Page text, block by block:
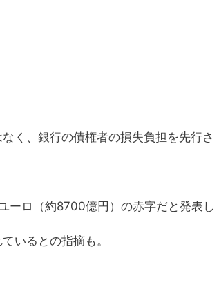
く、銀行の債権者の損失負担を先行さ
ーロ（約8700億円）の赤字だと発表し
いるとの指摘も。